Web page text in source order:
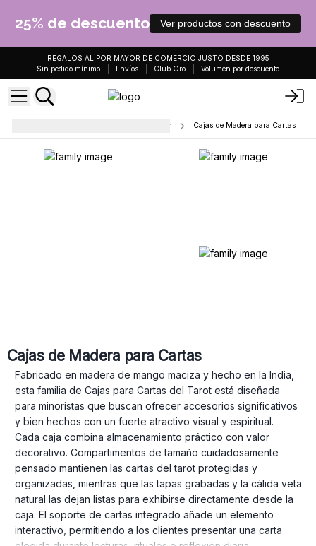
25% de descuento Ver productos con descuento
REGALOS AL POR MAYOR DE COMERCIO JUSTO DESDE 1995
Sin pedido mínimo
Envíos Club Oro Volumen por descuento
Tarot, Oráculo y Cartas para jugar Cajas de Madera para Cartas
Cajas de Madera para Cartas
Fabricado en madera de mango maciza y hecho en la India,
esta familia de Cajas para Cartas del Tarot está diseñada
para minoristas que buscan ofrecer accesorios significativos
y bien hechos con un fuerte atractivo visual y espiritual.
Cada caja combina almacenamiento práctico con valor
decorativo. Compartimentos de tamaño cuidadosamente
pensado mantienen las cartas del tarot protegidas y
organizadas, mientras que las tapas grabadas y la cálida veta
natural las dejan listas para exhibirse directamente desde la
caja. El soporte de cartas integrado añade un elemento
interactivo, permitiendo a los clientes presentar una carta